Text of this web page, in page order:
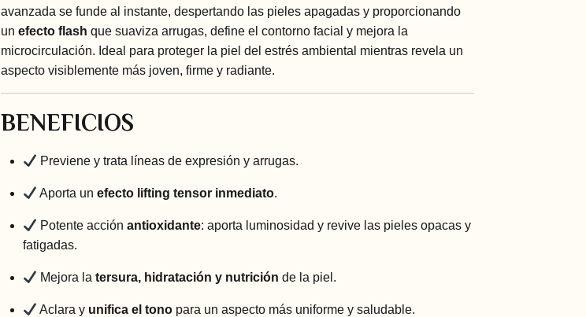
avanzada se funde al instante, despertando las pieles apagadas y proporcionando
unefecto flash que suaviza arrugas, define el contorno facial y mejora la
microcirculación. Ideal para proteger la piel del estrés ambiental mientras revela un
aspecto visiblemente más joven, firme y radiante.
BENEFICIOS
Previene y trata líneas de expresión y arrugas.
Aporta un efecto lifting tensor inmediato.
Potente acción antioxidante: aporta luminosidad y revive las pieles opacas y
fatigadas.
Mejora la tersura, hidratación y nutrición de la piel.
Aclara y unifica el tonopara un aspecto más uniforme y saludable.